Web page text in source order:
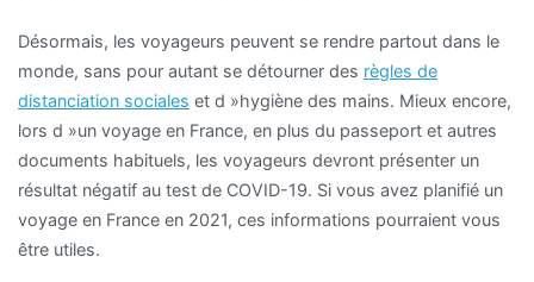
Désormais, les voyageurs peuvent se rendre partout dans le
monde, sans pour autant se détourner des règles de
distanciation sociales et d »hygiène des mains. Mieux encore,
lors d »un voyage en France, en plus du passeport et autres
documents habituels, les voyageurs devront présenter un
résultat négatif au test de COVID-19. Si vous avez planifié un
voyage en France en 2021, ces informations pourraient vous
être utiles.